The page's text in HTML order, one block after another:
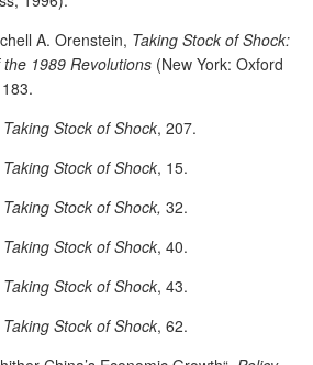
A. Orenstein, Taking Stock of Shock:
1989 Revolutions (New York: Oxford
Taking Stock of Shock, 207.
Taking Stock of Shock, 15.
Taking Stock of Shock, 32.
Taking Stock of Shock, 40.
Taking Stock of Shock, 43.
Taking Stock of Shock, 62.